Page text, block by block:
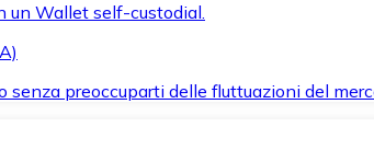
un Wallet self-custodial.
senza preoccuparti delle fluttuazioni del